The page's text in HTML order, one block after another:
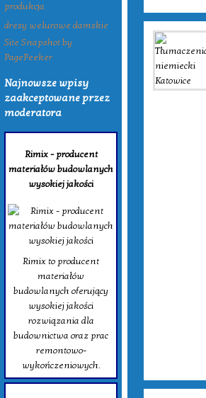
produkcja
dresy welurowe damskie
Site Snapshot by
PagePeeker
Najnowsze wpisy
zaakceptowane przez
moderatora
Rimix - producent
materiałów budowlanych
wysokiej jakości
Rimix to producent
materiałów
budowlanych oferujący
wysokiej jakości
rozwiązania dla
budownictwa oraz prac
remontowo-
wykończeniowych.